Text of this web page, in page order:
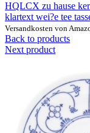
HQLCX zu hause
klartext wei?e tee
Versandkosten von
Back to products
Next product